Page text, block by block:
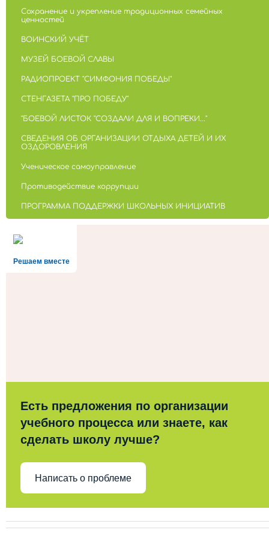
Сохранение и укрепление традиционных семейных
ценностей
ВОИНСКИЙ УЧЁТ
МУЗЕЙ БОЕВОЙ СЛАВЫ
РАДИОПРОЕКТ "СИМФОНИЯ ПОБЕДЫ"
СТЕНГАЗЕТА "ПРО ПОБЕДУ"
"БОЕВОЙ ЛИСТОК "СОЗДАЛИ ДЛЯ И ВОПРЕКИ..."
СВЕДЕНИЯ ОБ ОРГАНИЗАЦИИ ОТДЫХА ДЕТЕЙ И ИХ
ОЗДОРОВЛЕНИЯ
Ученическое самоуправление
Противодействие коррупции
ПРОГРАММА ПОДДЕРЖКИ ШКОЛЬНЫХ ИНИЦИАТИВ
Решаем вместе
Есть предложения по организации
учебного процесса или знаете, как
сделать школу лучше?
Написать о проблеме